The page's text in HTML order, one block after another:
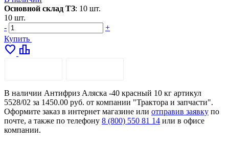
Основной склад ТЗ: 10 шт.
10 шт.
-
+
Купить
favorite leaderboard
В наличии Антифриз Аляска -40 красный 10 кг артикул
5528/02 за 1450.00 руб. от компании "Трактора и запчасти".
Оформите заказ в интернет магазине или отправив заявку по
почте, а также по телефону 8 (800) 550 81 14 или в офисе
компании.